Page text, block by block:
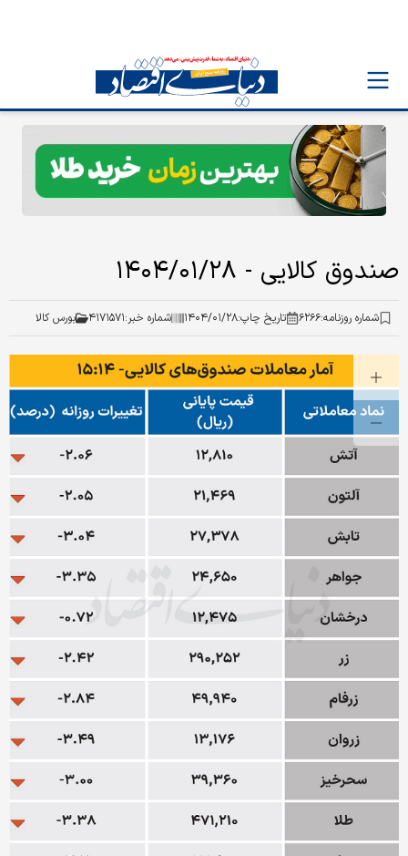
صندوق کالایی - ۱۴۰۴/۰۱/۲۸
شماره روزنامه:۶۲۶۶ تاریخ چاپ:۱۴۰۴/۰۱/۲۸ شماره خبر:۴۱۷۱۵۷۱ بورس کالا